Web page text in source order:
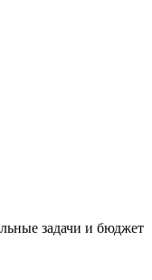
задачи и бюджет